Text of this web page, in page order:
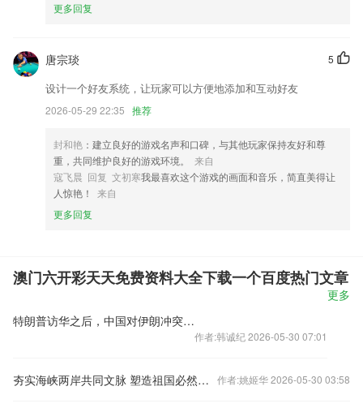
更多回复
5
唐宗琰
设计一个好友系统，让玩家可以方便地添加和互动好友
2026-05-29 22:35 推荐
封和艳 ：建立良好的游戏名声和口碑，与其他玩家保持友好和尊
重，共同维护良好的游戏环境。
来自
寇飞晨 回复 文初寒我最喜欢这个游戏的画面和音乐，简直美得让
人惊艳！
来自
更多回复
澳门六开彩天天免费资料大全下载一个百度热门文章
更多
特朗普访华之后，中国对伊朗冲突仍会选择隔岸观火
作者:韩诚纪 2026-05-30 07:01
夯实海峡两岸共同文脉 塑造祖国必然统一大势——写在第二届海峡两岸中华文化峰会开幕之际 作者:姚姬华 2026-05-30 03:58